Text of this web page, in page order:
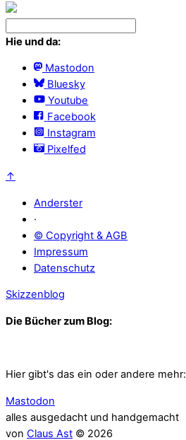
Hie und da:
Mastodon
Bluesky
Youtube
Facebook
Instagram
Pixelfed
↑
Anderster
·
© Copyright & AGB
Impressum
Datenschutz
Skizzenblog
Die Bücher zum Blog:
Hier gibt's das ein oder andere mehr:
Mastodon
alles ausgedacht und handgemacht
von Claus Ast © 2026